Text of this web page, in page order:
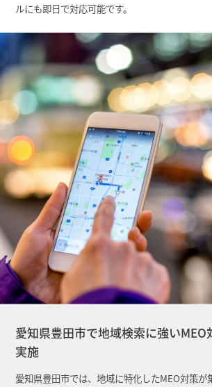
ルにも即日で対応可能です。
愛知県豊田市で地域検索に強いMEO
実施
愛知県豊田市では、地域に特化したMEO対策が